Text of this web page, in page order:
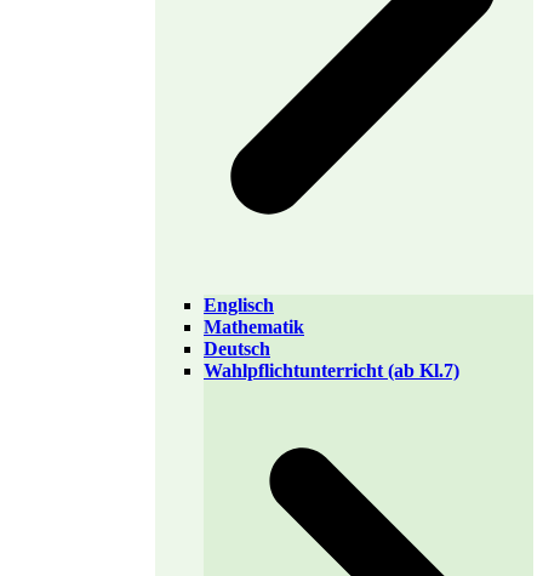
Englisch
Mathematik
Deutsch
Wahlpflichtunterricht (ab Kl.7)